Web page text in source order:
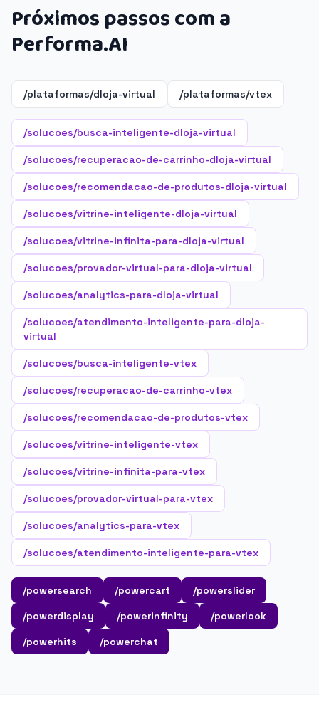
Próximos passos com a
Performa.AI
/plataformas/dloja-virtual /plataformas/vtex
/solucoes/busca-inteligente-dloja-virtual
/solucoes/recuperacao-de-carrinho-dloja-virtual
/solucoes/recomendacao-de-produtos-dloja-virtual
/solucoes/vitrine-inteligente-dloja-virtual
/solucoes/vitrine-infinita-para-dloja-virtual
/solucoes/provador-virtual-para-dloja-virtual
/solucoes/analytics-para-dloja-virtual
/solucoes/atendimento-inteligente-para-dloja-
virtual
/solucoes/busca-inteligente-vtex
/solucoes/recuperacao-de-carrinho-vtex
/solucoes/recomendacao-de-produtos-vtex
/solucoes/vitrine-inteligente-vtex
/solucoes/vitrine-infinita-para-vtex
/solucoes/provador-virtual-para-vtex
/solucoes/analytics-para-vtex
/solucoes/atendimento-inteligente-para-vtex
/powersearch /powercart
/powerslider
/powerdisplay
/powerinfinity
/powerlook
/powerhits
/powerchat